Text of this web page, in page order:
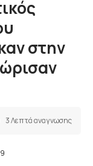
στην
3 Λεπτά αναγνωσης